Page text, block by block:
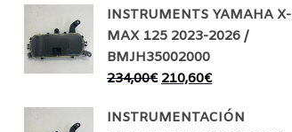
INSTRUMENTS YAMAHA X-
MAX 125 2023-2026 /
BMJH35002000
234,00€ 210,60€
INSTRUMENTACIÓN